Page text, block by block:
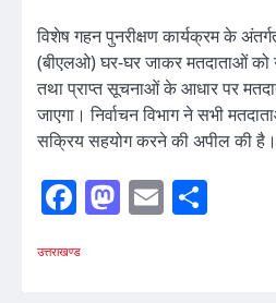
विशेष गहन पुनरीक्षण कार्यक्रम के
(बीएलओ) घर-घर जाकर मतदाताओं को
तथा प्राप्त सूचनाओं के आधार पर
जाएगा। निर्वाचन विभाग ने सभी
सक्रिय सहयोग करने की अपील की है।
Facebook
Mastodon
Email
उत्तराखण्ड